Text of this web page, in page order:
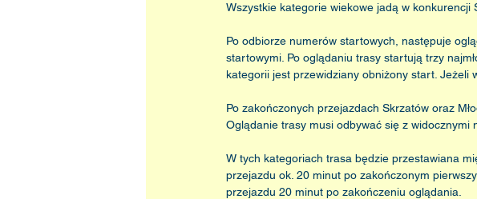
Wszystkie kategorie wiekowe jadą w konkurencji
Po odbiorze numerów startowych, następuje
startowymi. Po oglądaniu trasy startują trzy
kategorii jest przewidziany obniżony start. Jeżeli
Po zakończonych przejazdach Skrzatów oraz
Oglądanie trasy musi odbywać się z widocznymi
W tych kategoriach trasa będzie przestawiana
przejazdu ok. 20 minut po zakończonym
przejazdu 20 minut po zakończeniu oglądania.